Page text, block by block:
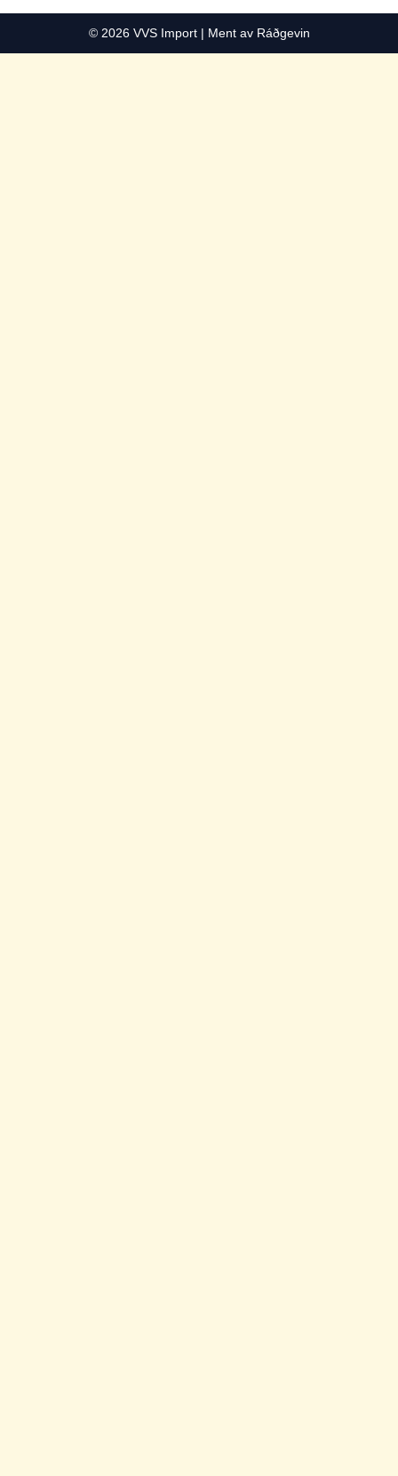
© 2026 VVS Import | Ment av Ráðgevin